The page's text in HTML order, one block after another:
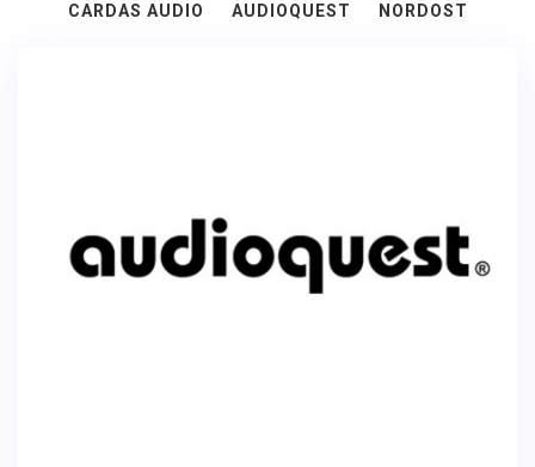
CARDAS AUDIO AUDIOQUEST NORDOST